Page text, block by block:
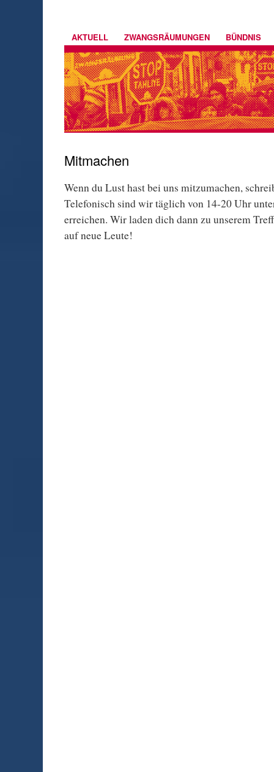
AKTUELL ZWANGSRÄUMUNGEN BÜNDNIS
Mitmachen
Wenn du Lust hast bei uns mitzumachen,
Telefonisch sind wir täglich von 14-20 Uhr
erreichen. Wir laden dich dann zu unserem
auf neue Leute!